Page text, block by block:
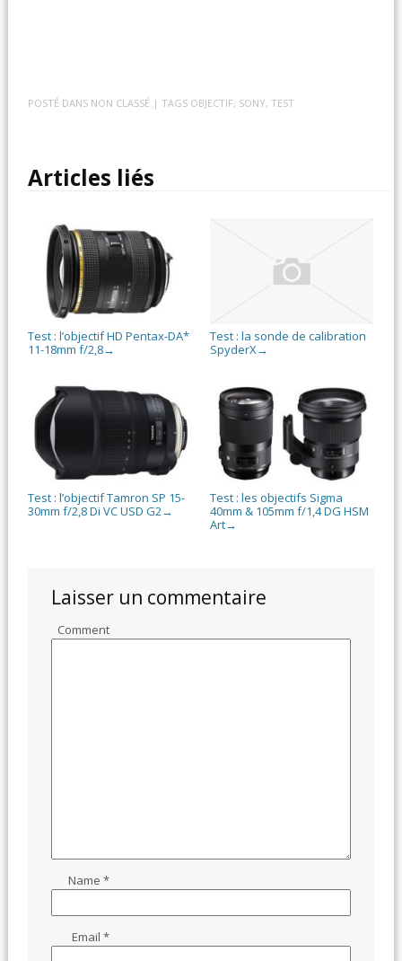
POSTÉ DANS NON CLASSÉ | TAGS OBJECTIF, SONY, TEST
Articles liés
Test : l’objectif HD Pentax-DA*
11-18mm f/2,8→
Test : la sonde de calibration
SpyderX→
Test : l’objectif Tamron SP 15-
30mm f/2,8 Di VC USD G2→
Test : les objectifs Sigma
40mm & 105mm f/1,4 DG HSM
Art→
Laisser un commentaire
Comment
Name*
Email*